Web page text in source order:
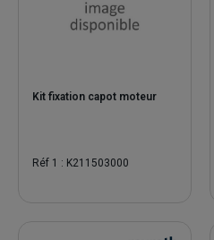
Kit fixation capot moteur
Réf 1 : K211503000